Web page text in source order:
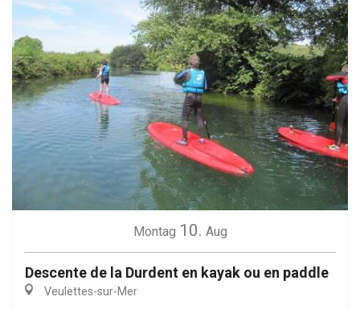
Montag 10. Aug
Descente de la Durdent en kayak ou en paddle
Veulettes-sur-Mer